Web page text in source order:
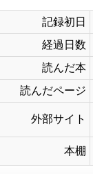
記録初日
経過日数
読んだ本
読んだページ
外部サイト
本棚